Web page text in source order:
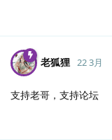
老狐狸 22 3月
支持老哥，支持论坛